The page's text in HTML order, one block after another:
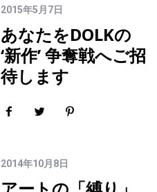
2015年5月7日
あなたをDOLKの
‘新作’ 争奪戦へご招
待します
2014年10月8日